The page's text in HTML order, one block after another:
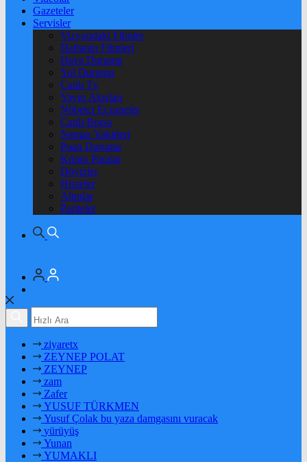
Gazeteler
Servisler
Vizyondaki Filmler
Haftanin Filmleri
Hava Durumu
Yol Durumu
Canlı Tv
Yayın Akışları
Nöbetçi Eczaneler
Canlı Borsa
Namaz Vakitleri
Puan Durumu
Kripto Paralar
Dövizler
Hisseler
Altınlar
Pariteler
ziyaretx
ZEYNEP POLAT
ZEYNEP
zam
Zafer
YUSUF TÜRKMEN
Yusuf Çolak bu yaza damgasını vuracak
yürüyüş
Yunan
YUMAKLI